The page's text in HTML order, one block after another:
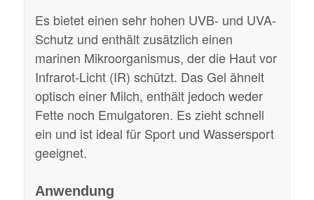
Es bietet einen sehr hohen UVB- und UVA-
Schutz und enthält zusätzlich einen
marinen Mikroorganismus, der die Haut vor
Infrarot-Licht (IR) schützt. Das Gel ähnelt
optisch einer Milch, enthält jedoch weder
Fette noch Emulgatoren. Es zieht schnell
ein und ist ideal für Sport und Wassersport
geeignet.
Anwendung